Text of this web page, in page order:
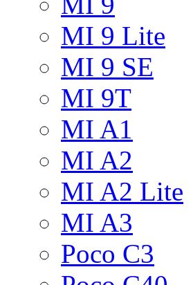
MI 9 Lite
MI 9 SE
MI 9T
MI A1
MI A2
MI A2 Lite
MI A3
Poco C3